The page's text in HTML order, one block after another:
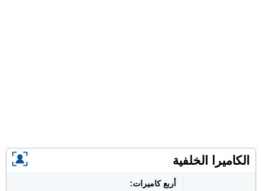
الكاميرا الخلفية
أربع كاميرات: